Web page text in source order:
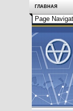
ГЛАВНАЯ